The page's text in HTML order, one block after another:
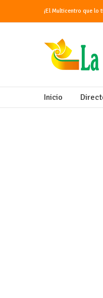
¡El Multicentro que lo
Inicio